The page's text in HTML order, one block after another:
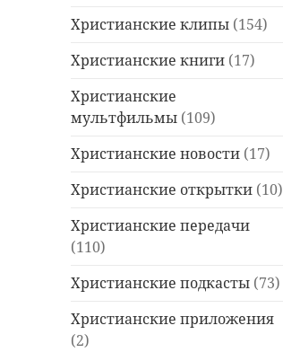
Христианские клипы (154)
Христианские книги (17)
Христианские
мультфильмы (109)
Христианские новости (17)
Христианские открытки (10)
Христианские передачи
(110)
Христианские подкасты (73)
Христианские приложения
(2)